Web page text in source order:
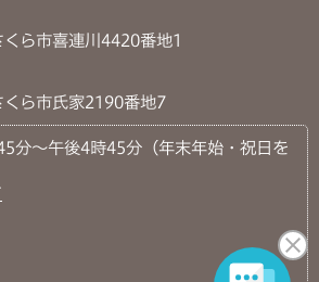
ら市喜連川4420番地1
ら市氏家2190番地7
分～午後4時45分（年末年始・祝日を